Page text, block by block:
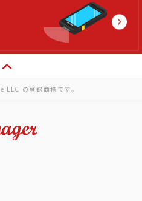
の登録商標です。